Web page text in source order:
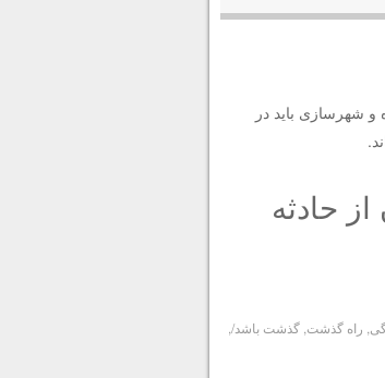
شهرسازی باید در
حادثه
, راه گذشت,گذشت باشد/,